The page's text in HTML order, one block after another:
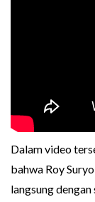
Dalam video
bahwa Roy
langsung